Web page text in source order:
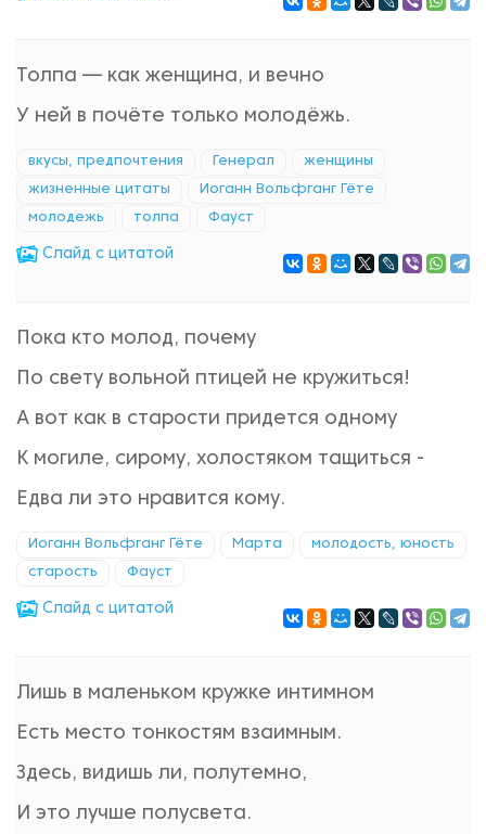
Толпа — как женщина, и вечно
У ней в почёте только молодёжь.
вкусы, предпочтения Генерал женщины
жизненные цитаты Иоганн Вольфганг Гёте
молодежь толпа Фауст
Cлайд с цитатой
Пока кто молод, почему
По свету вольной птицей не кружиться!
А вот как в старости придется одному
К могиле, сирому, холостяком тащиться -
Едва ли это нравится кому.
Иоганн Вольфганг Гёте Марта молодость, юность
старость Фауст
Cлайд с цитатой
Лишь в маленьком кружке интимном
Есть место тонкостям взаимным.
Здесь, видишь ли, полутемно,
И это лучше полусвета.